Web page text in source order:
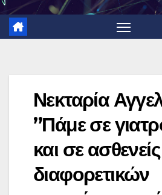
Νεκταρία
”Πάμε σε
και σε ασθενείς
διαφορετικών